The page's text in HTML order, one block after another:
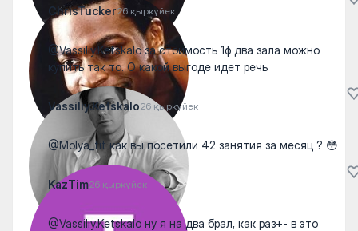
ChrisTucker26 қыркүйек
@Vassiliy.Ketskalo за стоимость 1ф два зала можно
купить так то. О какой выгоде идет речь
Vassiliy.Ketskalo26 қыркүйек
@Molya_fit как вы посетили 42 занятия за месяц ? 😳
KazTim26 қыркүйек
@Vassiliy.Ketskalo ну я на два брал, как раз+- в это